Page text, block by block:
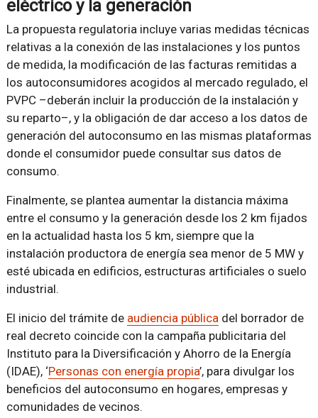
eléctrico y la generación
La propuesta regulatoria incluye varias medidas técnicas
relativas a la conexión de las instalaciones y los puntos
de medida, la modificación de las facturas remitidas a
los autoconsumidores acogidos al mercado regulado, el
PVPC –deberán incluir la producción de la instalación y
su reparto–, y la obligación de dar acceso a los datos de
generación del autoconsumo en las mismas plataformas
donde el consumidor puede consultar sus datos de
consumo.
Finalmente, se plantea aumentar la distancia máxima
entre el consumo y la generación desde los 2 km fijados
en la actualidad hasta los 5 km, siempre que la
instalación productora de energía sea menor de 5 MW y
esté ubicada en edificios, estructuras artificiales o suelo
industrial.
El inicio del trámite de audiencia públicadel borrador de
real decreto coincide con la campaña publicitaria del
Instituto para la Diversificación y Ahorro de la Energía
(IDAE), ‘Personas con energía propia’, para divulgar los
beneficios del autoconsumo en hogares, empresas y
comunidades de vecinos.